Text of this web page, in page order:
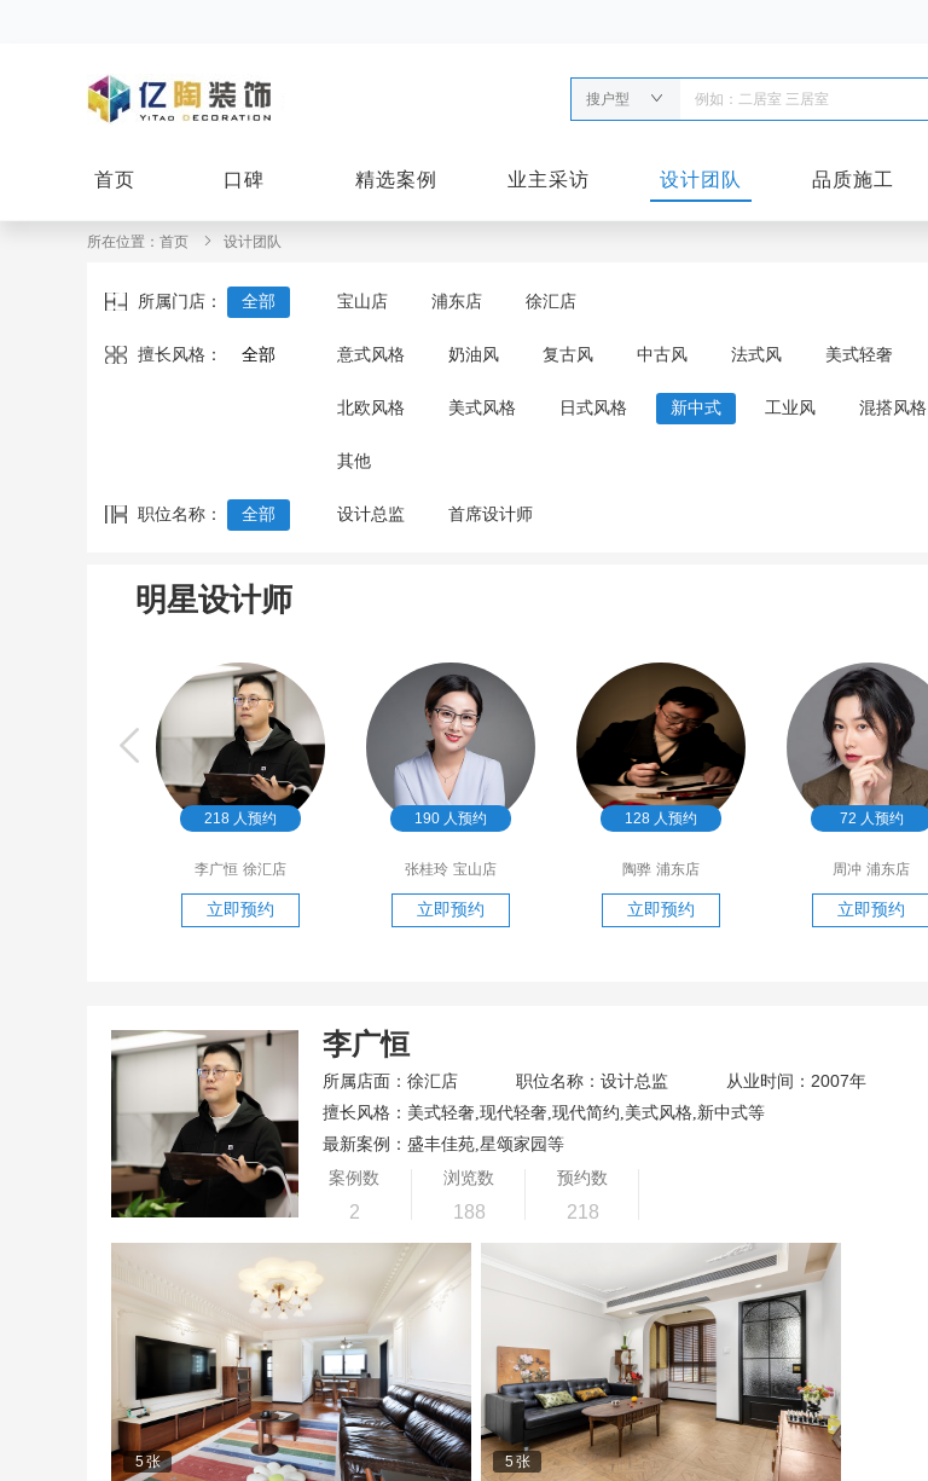
搜户型
首页 口碑 精选案例 业主采访 设计团队 品质施工
所在位置： 首页 设计团队
所属门店： 全部 宝山店 浦东店 徐汇店
擅长风格： 全部 意式风格 奶油风 复古风 中古风 法式风 美式轻奢
北欧风格 美式风格 日式风格 新中式 工业风 混搭风格
其他
职位名称： 全部 设计总监 首席设计师
明星设计师
218 人预约
李广恒 徐汇店
立即预约
190 人预约
张桂玲 宝山店
立即预约
128 人预约
陶骅 浦东店
立即预约
72 人预约
周冲 浦东店
立即预约
李广恒
所属店面：徐汇店 职位名称：设计总监 从业时间： 2007年
擅长风格：美式轻奢,现代轻奢,现代简约,美式风格,新中式等
最新案例：盛丰佳苑,星颂家园等
案例数
2
浏览数
188
预约数
218
5张 5张